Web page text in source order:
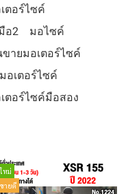
ตอร์ไซค์
อ2
มอไซค์
ขายมอเตอร์ไซค์
อเตอร์ไซค์
ตอร์ไซค์มือสอง
หม่
ายดี